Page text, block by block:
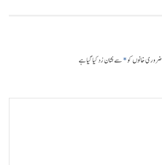
ضروری خانوں کو*سے نشان زد کیا گیا ہے